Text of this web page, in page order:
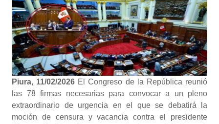
Piura, 11/02/2026 El Congreso de la República reunió
las 78 firmas necesarias para convocar a un pleno
extraordinario de urgencia en el que se debatirá la
moción de censura y vacancia contra el presidente